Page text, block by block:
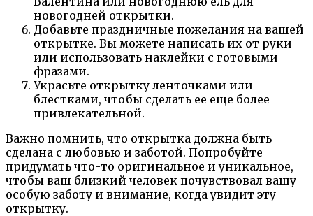
новогодней открытки.
Добавьте праздничные пожелания на вашей
открытке. Вы можете написать их от руки
или использовать наклейки с готовыми
фразами.
Украсьте открытку ленточками или
блестками, чтобы сделать ее еще более
привлекательной.
Важно помнить, что открытка должна быть
сделана с любовью и заботой. Попробуйте
придумать что-то оригинальное и уникальное,
чтобы ваш близкий человек почувствовал вашу
особую заботу и внимание, когда увидит эту
открытку.